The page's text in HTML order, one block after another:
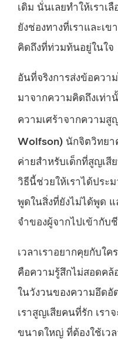
เดิม นั่นเลยทำให้เราเ
ยังช่องทางที่เราและเข
คิดถึงที่ท่วมท้นอยู่ในใจ
อันที่จริงการส่งข้อควา
มาจากความคิดถึงเท่า
ความเศร้าจากความสู
Wolfson) นักจิตวิทยา
ค่ายสำหรับเด็กที่สูญเสี
วิธีนี้ช่วยให้เราได้ประ
พูดในสิ่งที่ยังไม่ได้พูด
จำของผู้จากไปเข้ากับ
เวลาเราอยากคุยกับใ
คือความรู้สึกไม่สอดคล้
ในวังวนของความอึดอั
เราสูญเสียคนที่รัก เรา
ขนาดใหญ่ ที่ต้องใช้เว